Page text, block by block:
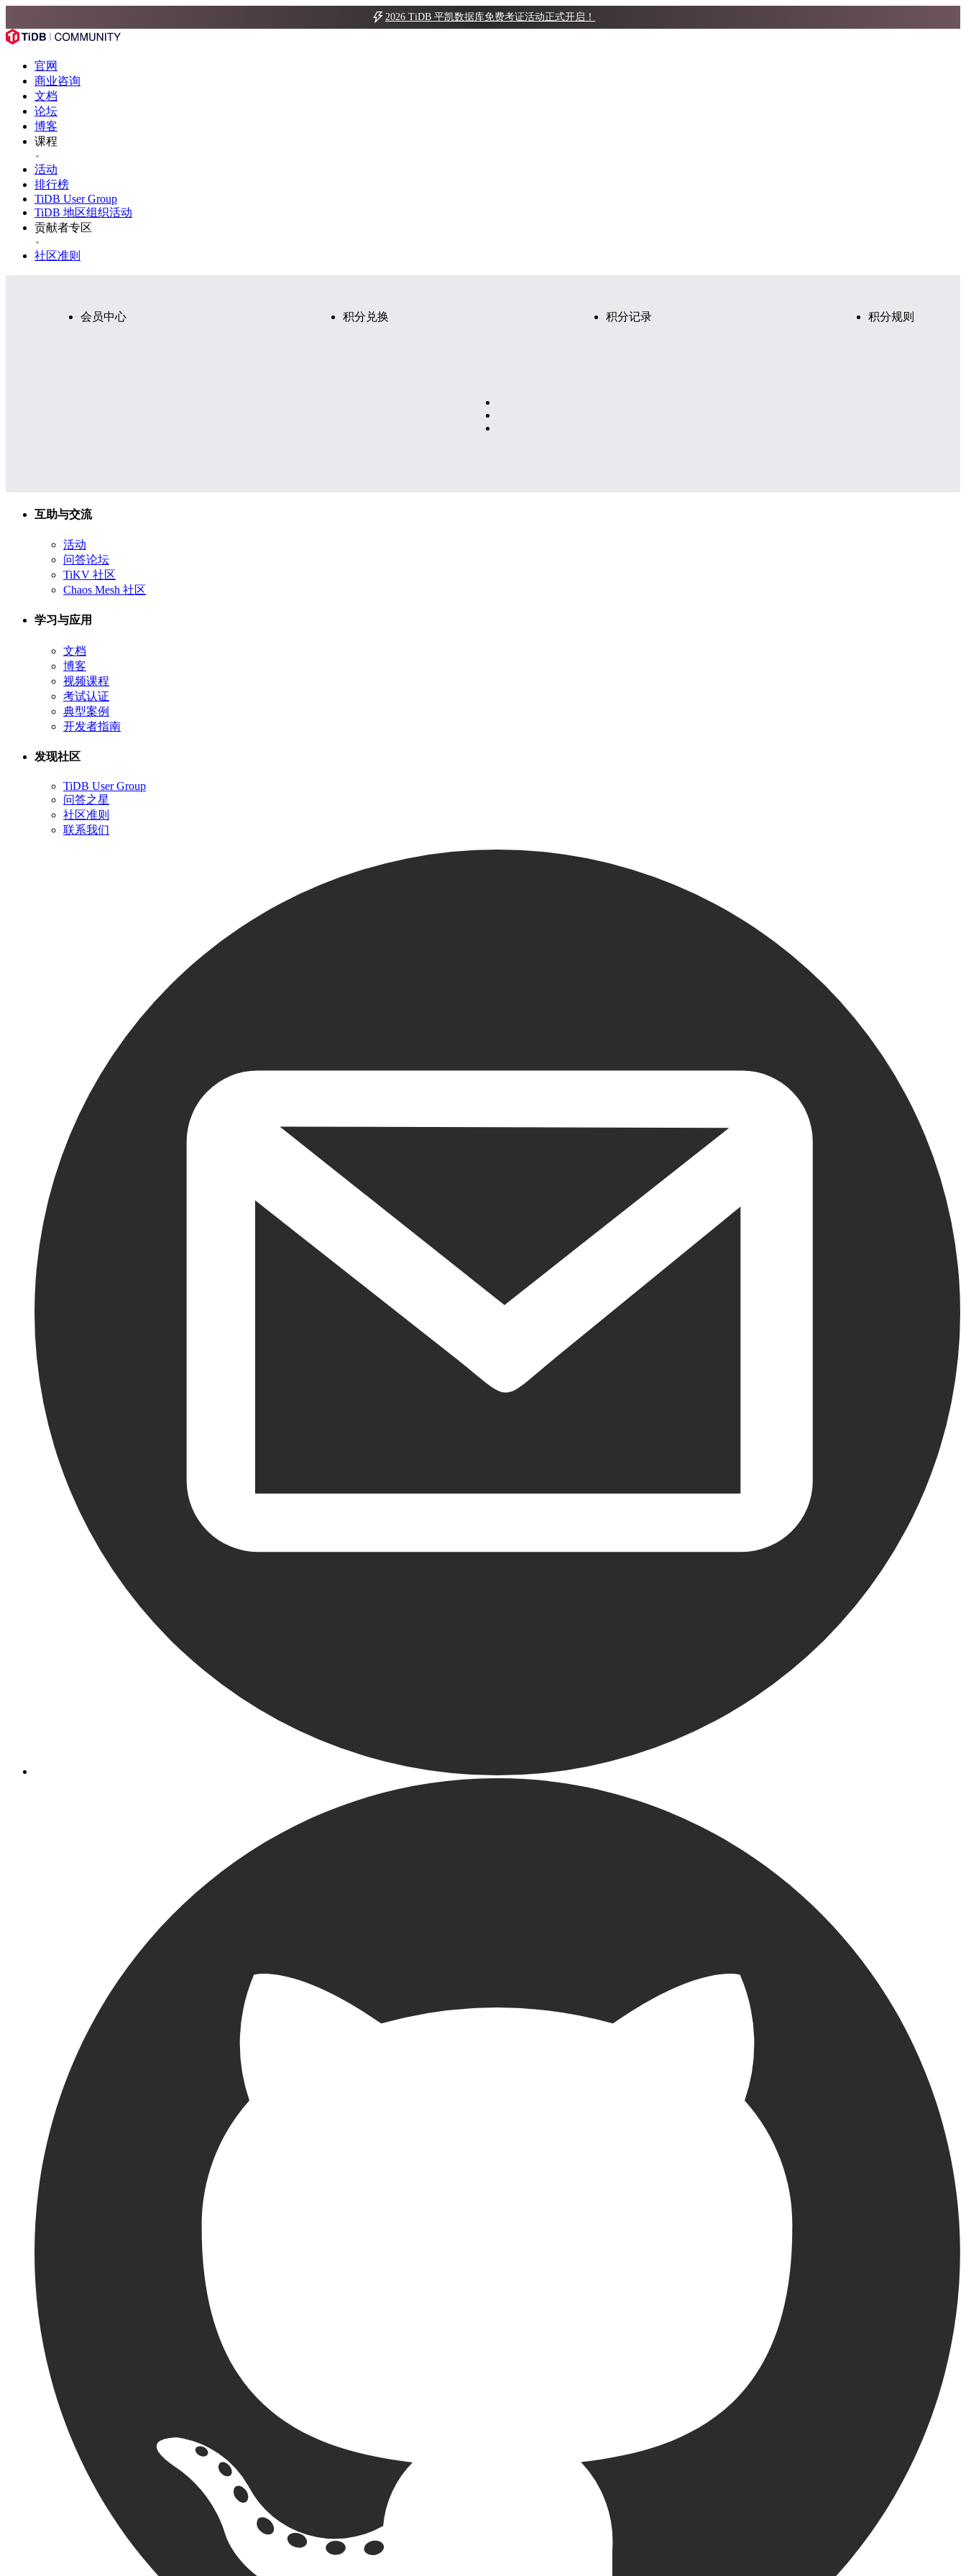
2026 TiDB 平凯数据库免费考证活动正式开启！
官网
商业咨询
文档
论坛
博客
课程
活动
排行榜
TiDB User Group
TiDB 地区组织活动
贡献者专区
社区准则
会员中心 积分兑换 积分记录 积分规则
互助与交流
活动
问答论坛
TiKV 社区
Chaos Mesh 社区
学习与应用
文档
博客
视频课程
考试认证
典型案例
开发者指南
发现社区
TiDB User Group
问答之星
社区准则
联系我们